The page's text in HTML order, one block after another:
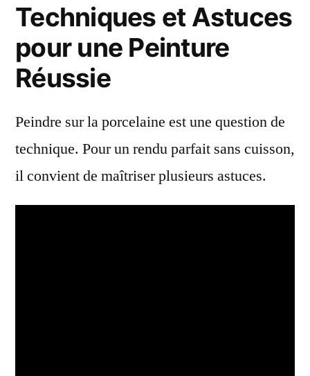
Techniques et Astuces
pour une Peinture
Réussie
Peindre sur la porcelaine est une question de
technique. Pour un rendu parfait sans cuisson,
il convient de maîtriser plusieurs astuces.